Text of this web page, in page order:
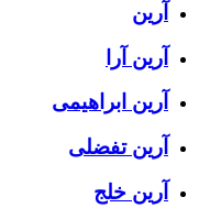
آرین
آرین آرا
آرین ابراهیمی
آرین تفضلی
آرین خلج